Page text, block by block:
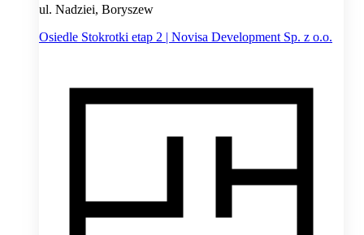
ul. Nadziei, Boryszew
Osiedle Stokrotki etap 2 | Novisa Development Sp. z o.o.